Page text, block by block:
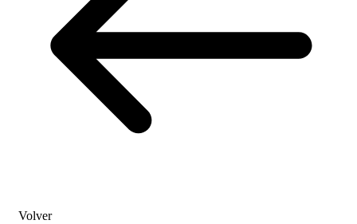
Volver